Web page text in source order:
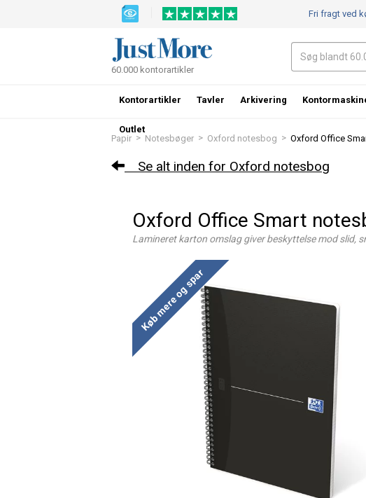
Papir > Notesbøger > Oxford notesbog > Oxford Office
Se alt inden for Oxford notesbog
Oxford Office Smart
Lamineret karton omslag giver beskyttelse mod slid,
Køb mere og spar
Fri fragt ved
60.000 kontorartikler
Kontorartikler Tavler Arkivering
Outlet